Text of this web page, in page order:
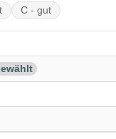
C - gut